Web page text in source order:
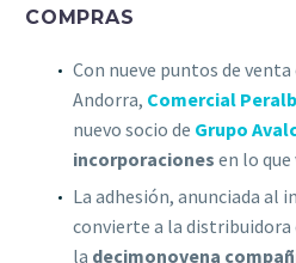
COMPRAS
Con nueve puntos de
Andorra, Comercial
nuevo socio de Grupo
incorporaciones en lo que
La adhesión, anunciada al
convierte a la distribuidora
la decimonovena